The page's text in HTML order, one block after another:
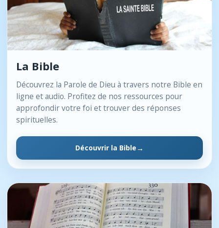
La Bible
Découvrez la Parole de Dieu à travers notre Bible en
ligne et audio. Profitez de nos ressources pour
approfondir votre foi et trouver des réponses
spirituelles.
Découvrir la Bible